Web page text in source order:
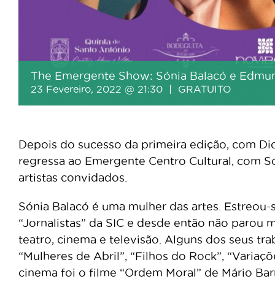
The Emergente Show: Sónia Balacó e
23 Fevereiro, 2022 @ 21:30 GRATUITO
Depois do sucesso da primeira edição, com
regressa ao Emergente Centro Cultural, com
artistas convidados.
Sónia Balacó é uma mulher das artes.
“Jornalistas” da SIC e desde então não parou
teatro, cinema e televisão. Alguns dos seus
“Mulheres de Abril”, “Filhos do Rock”,
cinema foi o filme “Ordem Moral” de Mário